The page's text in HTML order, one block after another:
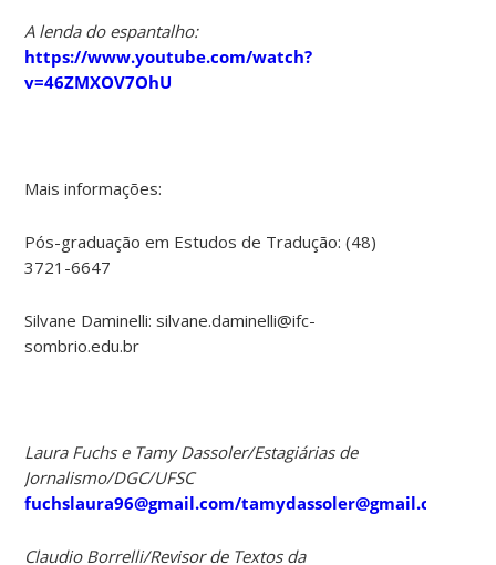
A lenda do espantalho:
https://www.youtube.com/watch?
v=46ZMXOV7OhU
Mais informações:
Pós-graduação em Estudos de Tradução: (48)
3721-6647
Silvane Daminelli: silvane.daminelli@ifc-
sombrio.edu.br
Laura Fuchs e Tamy Dassoler/Estagiárias de
Jornalismo/DGC/UFSC
fuchslaura96@gmail.com/tamydassoler@gmail.com
Claudio Borrelli/Revisor de Textos da